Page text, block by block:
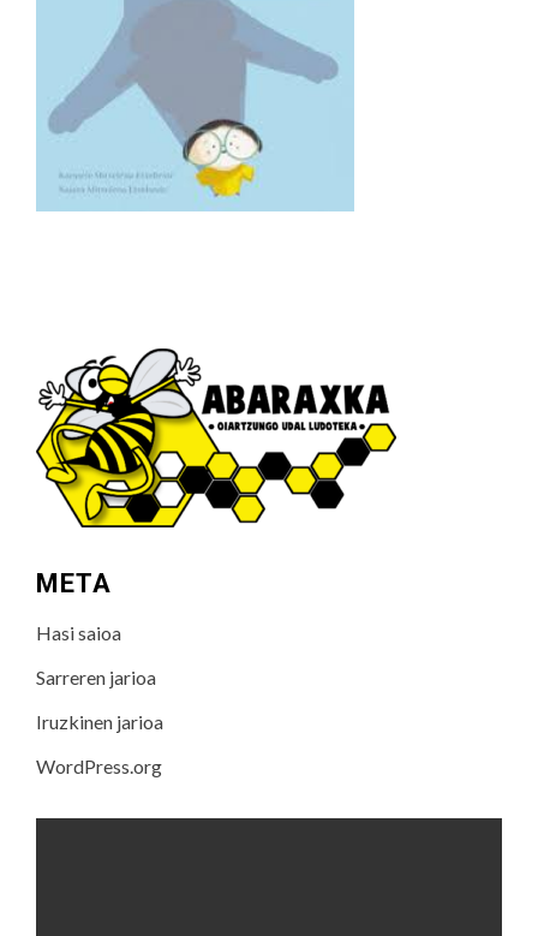
META
Hasi saioa
Sarreren jarioa
Iruzkinen jarioa
WordPress.org